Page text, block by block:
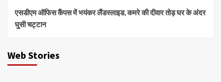
एसडीएम ऑफिस कैंपस में भयंकर लैंडस्लाइड, कमरे की दीवार तोड़ घर के अंदर
घुसी चट्टान
Web Stories